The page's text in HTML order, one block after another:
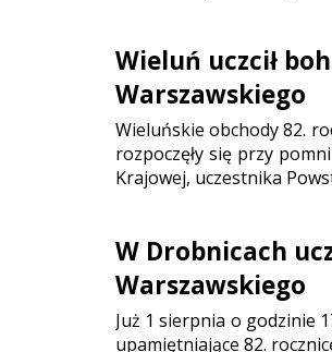
Wieluń uczcił
Warszawskiego
Wieluńskie obchody 82.
rozpoczęły się przy
Krajowej, uczestnika
W Drobnicach
Warszawskiego
Już 1 sierpnia o godzinie
upamiętniające 82.